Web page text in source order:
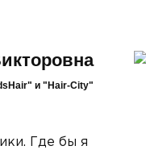
и "Hair-City"
Где бы я